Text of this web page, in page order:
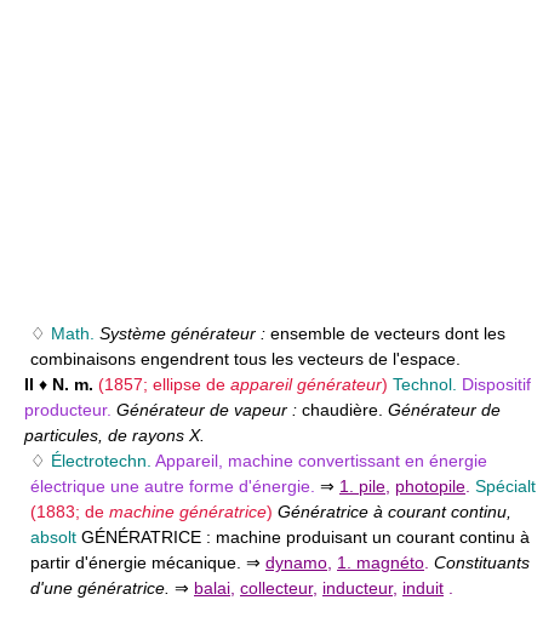
♢ Math. Système générateur : ensemble de vecteurs dont les
combinaisons engendrent tous les vecteurs de l'espace.
II ♦ N. m. (1857; ellipse de appareil générateur) Technol. Dispositif
producteur. Générateur de vapeur : chaudière. Générateur de
particules, de rayons X.
♢ Électrotechn. Appareil, machine convertissant en énergie
électrique une autre forme d'énergie. ⇒ 1. pile photopile Spécialt
(1883; de machine génératrice) Génératrice à courant continu,
absolt GÉNÉRATRICE : machine produisant un courant continu à
partir d'énergie mécanique. ⇒ dynamo 1. magnéto Constituants
d'une génératrice. ⇒ balai collecteur, inducteur, induit